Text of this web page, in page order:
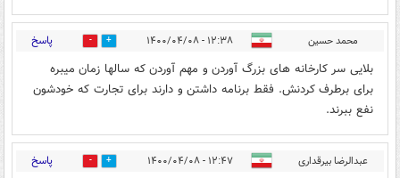
محمد حسین ۱۲:۳۸ - ۱۴۰۰/۰۴/۰۸ 1 پاسخ
بلایی سر کارخانه های بزرگ آوردن و مهم آوردن که سالها زمان میبره
برای برطرف کردنش. فقط برنامه داشتن و دارند برای تجارت که خودشون
نفع ببرند.
عبدالرضا بیرقداری ۱۲:۴۷ - ۱۴۰۰/۰۴/۰۸ 1 پاسخ